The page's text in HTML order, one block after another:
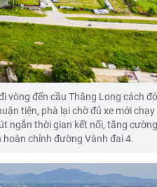
vòng đến cầu Thăng Long cách
tiện, phà lại chờ đủ xe mới chạy
ngắn thời gian kết nối, tăng
chỉnh đường Vành đai 4.